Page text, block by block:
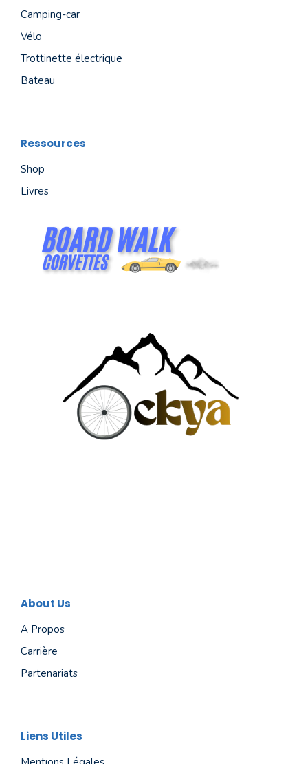
Camping-car
Vélo
Trottinette électrique
Bateau
Ressources
Shop
Livres
About Us
A Propos
Carrière
Partenariats
Liens Utiles